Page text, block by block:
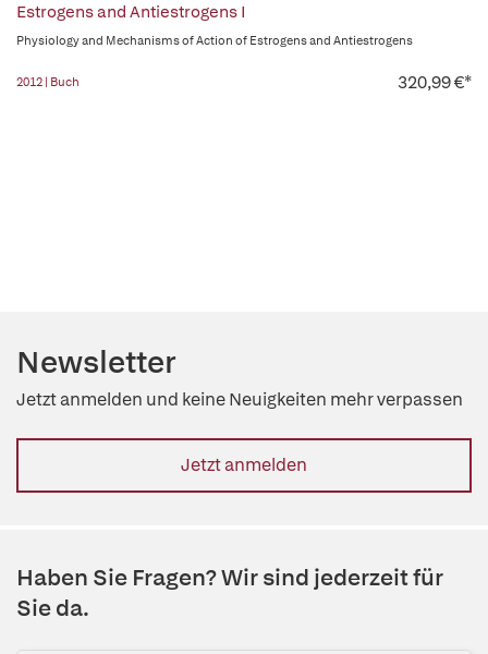
Estrogens and Antiestrogens I
Physiology and Mechanisms of Action of Estrogens and Antiestrogens
2012 | Buch 320,99 €*
Newsletter
Jetzt anmelden und keine Neuigkeiten mehr verpassen
Jetzt anmelden
Haben Sie Fragen? Wir sind jederzeit für
Sie da.